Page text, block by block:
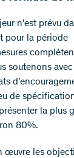
n’est prévu
pour la période
soutenons
de
la plus
80%.
œuvre les